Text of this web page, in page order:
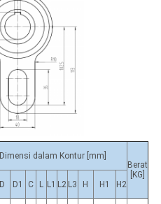
Dimensi dalam Kontur [mm]
Berat
[KG]
D D1 C L L1 L2 L3 H H1 H2